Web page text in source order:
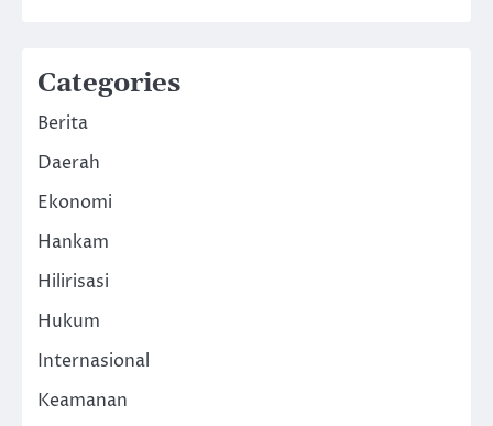
Categories
Berita
Daerah
Ekonomi
Hankam
Hilirisasi
Hukum
Internasional
Keamanan